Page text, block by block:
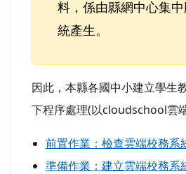
料，係由縣網中心集
統產生。
因此，本縣各國中小建立學生
下程序處理(以cloudschool雲
前置作業：檢查雲端校務系
準備作業：建立雲端校務系